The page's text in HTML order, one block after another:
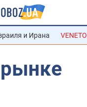
и Ирана VENETO